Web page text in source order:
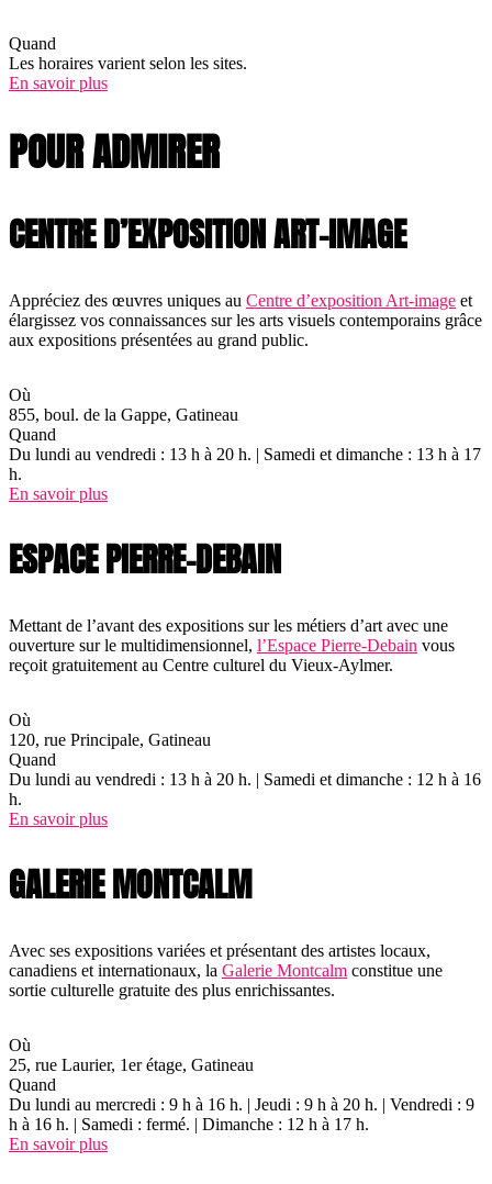
Quand
Les horaires varient selon les sites.
En savoir plus
POUR ADMIRER
CENTRE D’EXPOSITION ART-IMAGE
Appréciez des œuvres uniques au Centre d’exposition Art-image et
élargissez vos connaissances sur les arts visuels contemporains grâce
aux expositions présentées au grand public.
Où
855, boul. de la Gappe, Gatineau
Quand
Du lundi au vendredi : 13 h à 20 h. | Samedi et dimanche : 13 h à 17
h.
En savoir plus
ESPACE PIERRE-DEBAIN
Mettant de l’avant des expositions sur les métiers d’art avec une
ouverture sur le multidimensionnel, l’Espace Pierre-Debain vous
reçoit gratuitement au Centre culturel du Vieux-Aylmer.
Où
120, rue Principale, Gatineau
Quand
Du lundi au vendredi : 13 h à 20 h. | Samedi et dimanche : 12 h à 16
h.
En savoir plus
GALERIE MONTCALM
Avec ses expositions variées et présentant des artistes locaux,
canadiens et internationaux, la Galerie Montcalm constitue une
sortie culturelle gratuite des plus enrichissantes.
Où
25, rue Laurier, 1er étage, Gatineau
Quand
Du lundi au mercredi : 9 h à 16 h. | Jeudi : 9 h à 20 h. | Vendredi : 9
h à 16 h. | Samedi : fermé. | Dimanche : 12 h à 17 h.
En savoir plus